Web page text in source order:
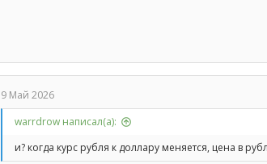
9 Май 2026
warrdrow написал(а):
и? когда курс рубля к доллару меняется, цена в